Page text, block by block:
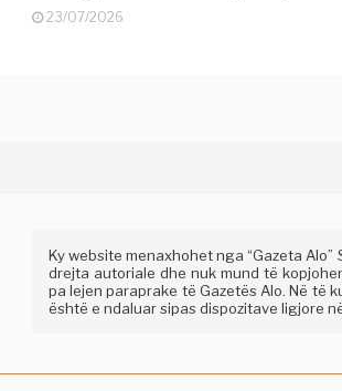
23/07/2026
Ky website menaxhohet nga “Gazeta
drejta autoriale dhe nuk mund të
pa lejen paraprake të Gazetës Alo. Në të
është e ndaluar sipas dispozitave ligjore